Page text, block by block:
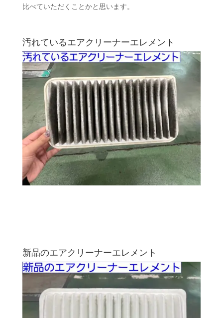
比べていただくことかと思います。
汚れているエアクリーナーエレメント
新品のエアクリーナーエレメント